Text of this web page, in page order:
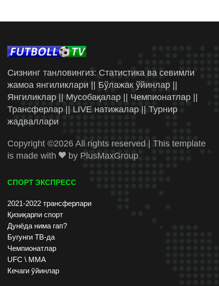
Сизнинг танловингиз: Статистика ва севимли
жамоа янгиликлари || Бўлажак ўйинлар ||
Янгиликлар || Мусобақалар || Чемпионатлар ||
Трансферлар || LIVE натижалар || Турнир
жадваллари
Copyright ©2026 All rights reserved | This template
is made with
by PlusMaxGroup
СПОРТ ЭКСПРЕСС
2021-2022 трансферлари
Қизиқарли спорт
Дунёда нима гап?
Бугунги ТВ-да
Чемпионатлар
UFC \ ММА
Кечаги ўйинлар